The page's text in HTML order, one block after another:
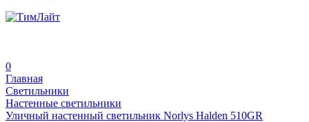
0
Главная
Светильники
Настенные светильники
Уличный настенный светильник Norlys Halden 510GR